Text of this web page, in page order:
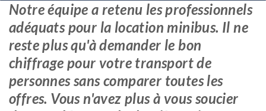
Notre équipe a retenu les professionnels
adéquats pour la location minibus. Il ne
reste plus qu'à demander le bon
chiffrage pour votre transport de
personnes sans comparer toutes les
offres. Vous n'avez plus à vous soucier